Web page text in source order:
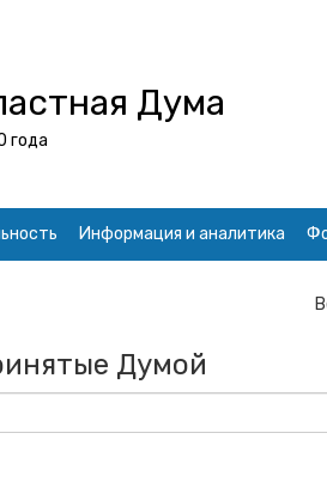
Дума
года
Информация и аналитика
Думой